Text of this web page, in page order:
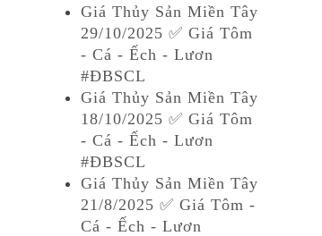
Giá Thủy Sản Miền Tây
29/10/2025 ✅ Giá Tôm
- Cá - Ếch - Lươn
#ĐBSCL
Giá Thủy Sản Miền Tây
18/10/2025 ✅ Giá Tôm
- Cá - Ếch - Lươn
#ĐBSCL
Giá Thủy Sản Miền Tây
21/8/2025 ✅ Giá Tôm -
Cá - Ếch - Lươn